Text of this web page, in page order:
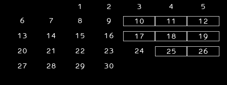
1
2 3 4
5
6
7 8 9 10 11
12
13
14 15 16 17 18
19
20
21 22 23 24 25
26
27
28 29 30